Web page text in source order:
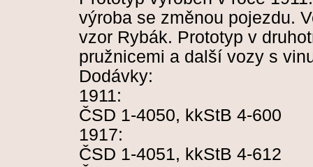
výroba se změnou pojezdu.
vzor Rybák. Prototyp v
pružnicemi a další vozy s
Dodávky:
1911:
ČSD 1-4050, kkStB 4-600
1917:
ČSD 1-4051, kkStB 4-612